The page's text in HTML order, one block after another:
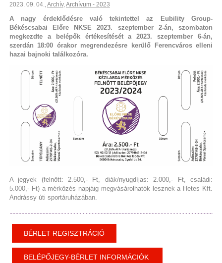
2023. 09. 04.,Archív,Archívum - 2023
A nagy érdeklődésre való tekintettel az Eubility Group-
Békéscsabai Előre NKSE 2023. szeptember 2-án, szombaton
megkezdte a belépők értékesítését a 2023. szeptember 6-án,
szerdán 18:00 órakor megrendezésre kerülő Ferencváros elleni
hazai bajnoki találkozóra.
A jegyek (felnőtt: 2.500,- Ft, diák/nyugdíjas: 2.000,- Ft, családi:
5.000,- Ft) a mérkőzés napjáig megvásárolhatók lesznek a Hetes Kft.
Andrássy úti sportáruházában.
BÉRLET REGISZTRÁCIÓ
BELÉPŐJEGY-BÉRLET INFORMÁCIÓK